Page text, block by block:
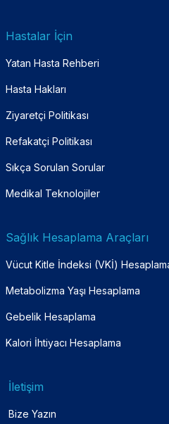
Hastalar İçin
Yatan Hasta Rehberi
Hasta Hakları
Ziyaretçi Politikası
Refakatçi Politikası
Sıkça Sorulan Sorular
Medikal Teknolojiler
Sağlık Hesaplama Araçları
Vücut Kitle İndeksi (VKİ)
Metabolizma Yaşı Hesaplama
Gebelik Hesaplama
Kalori İhtiyacı Hesaplama
İletişim
Bize Yazın